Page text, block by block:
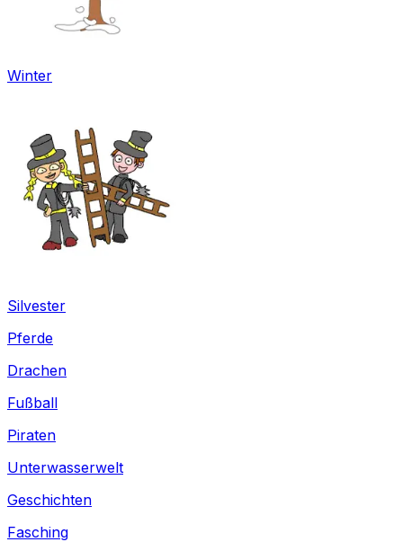
Winter
Silvester
Pferde
Drachen
Fußball
Piraten
Unterwasserwelt
Geschichten
Fasching